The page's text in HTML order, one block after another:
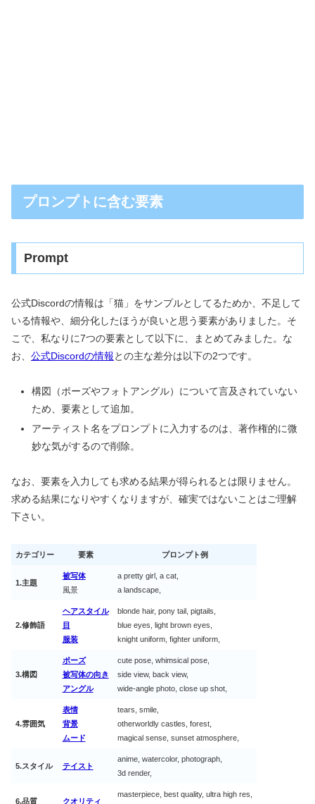
プロンプトに含む要素
Prompt
公式Discordの情報は「猫」をサンプルとしてるためか、不足して
いる情報や、細分化したほうが良いと思う要素がありました。そ
こで、私なりに7つの要素として以下に、まとめてみました。な
お、 公式Discordの情報との主な差分は以下の2つです。
構図（ポーズやフォトアングル）について言及されていない
ため、要素として追加。
アーティスト名をプロンプトに入力するのは、著作権的に微
妙な気がするので削除。
なお、要素を入力しても求める結果が得られるとは限りません。
求める結果になりやすくなりますが、確実ではないことはご理解
下さい。
カテゴリー 要素 プロンプト例
1.主題
被写体
風景
a pretty girl, a cat,
a landscape,
2.修飾語
ヘアスタイル
目
服装
blonde hair, pony tail, pigtails,
blue eyes, light brown eyes,
knight uniform, fighter uniform,
3.構図
ポーズ
被写体の向き
アングル
cute pose, whimsical pose,
side view, back view,
wide-angle photo, close up shot,
4.雰囲気
表情
背景
ムード
tears, smile,
otherworldly castles, forest,
magical sense, sunset atmosphere,
5.スタイル テイスト
anime, watercolor, photograph,
3d render,
6.品質 クオリティ
masterpiece, best quality, ultra high res,